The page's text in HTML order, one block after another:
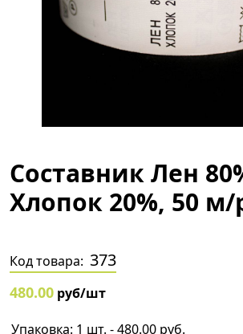
Составник Лен
Хлопок 20%, 50 м/
Код товара: 373
480.00 руб/шт
Упаковка: 1 шт. - 480.00 руб.